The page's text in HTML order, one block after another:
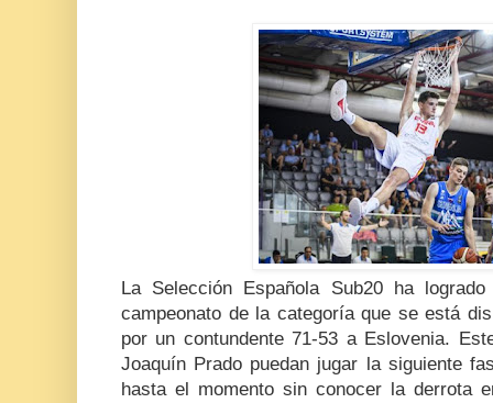
La Selección Española Sub20 ha
campeonato de la categoría que se está
por un contundente 71-53 a Eslovenia.
Joaquín Prado puedan jugar la siguiente
hasta el momento sin conocer la derrota